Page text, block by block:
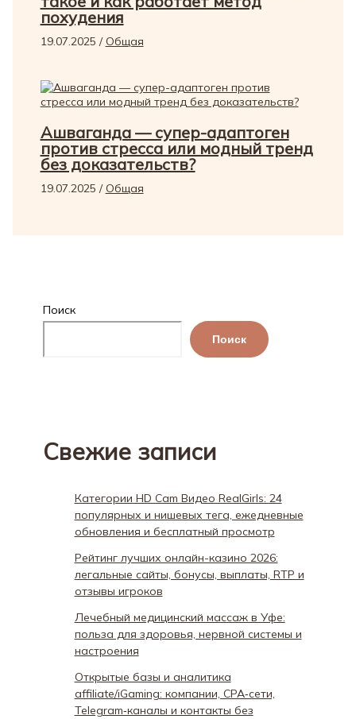
похудения
19.07.2025 / Общая
Ашваганда — супер-адаптоген
против стресса или модный тренд
без доказательств?
19.07.2025 / Общая
Поиск
Поиск
Свежие записи
Категории HD Cam Видео RealGirls: 24
популярных и нишевых тега, ежедневные
обновления и бесплатный просмотр
Рейтинг лучших онлайн-казино 2026:
легальные сайты, бонусы, выплаты, RTP и
отзывы игроков
Лечебный медицинский массаж в Уфе:
польза для здоровья, нервной системы и
настроения
Открытые базы и аналитика
affiliate/iGaming: компании, CPA‑сети,
Telegram‑каналы и контакты без